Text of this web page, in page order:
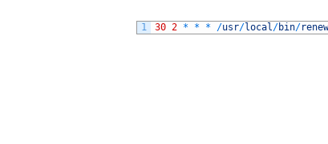
1 30 2 * * * /usr/local/bin/